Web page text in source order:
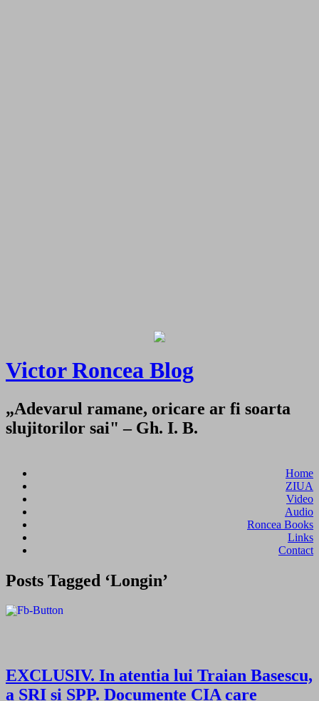
Victor Roncea Blog
„Adevarul ramane, oricare ar fi soarta
slujitorilor sai" – Gh. I. B.
Home
ZIUA
Video
Audio
Roncea Books
Links
Contact
Posts Tagged ‘Longin’
EXCLUSIV. In atentia lui Traian Basescu,
a SRI si SPP. Documente CIA care